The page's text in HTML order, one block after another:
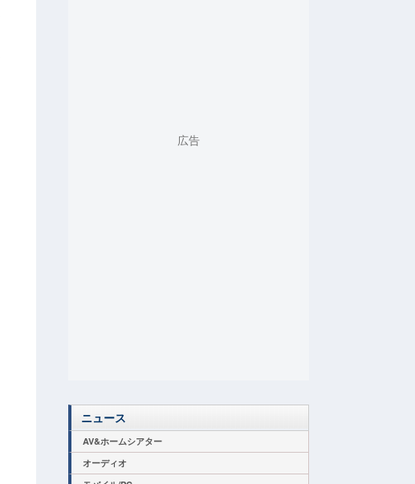
ニュース
AV&ホームシアター
オーディオ